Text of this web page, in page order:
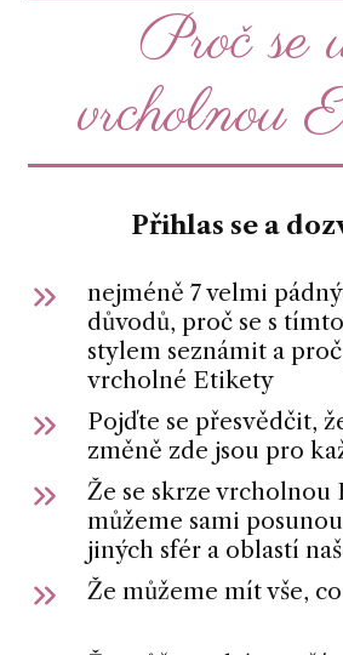
Proč se
vrcholnou
Přihlas se a
nejméně 7 velmi
důvodů, proč se s
stylem seznámit a
vrcholné Etikety
Pojďte se přesvědčit,
změně zde jsou pro
Že se skrze vrcholnou
můžeme sami
jiných sfér a oblastí
Že můžeme mít vše,